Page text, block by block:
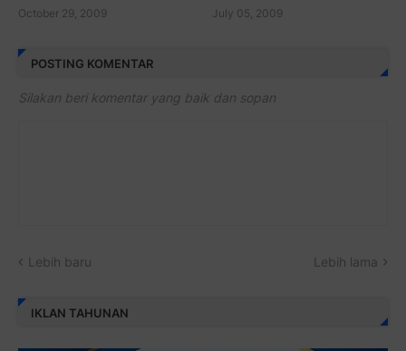
October 29, 2009 July 05, 2009
POSTING KOMENTAR
Silakan beri komentar yang baik dan sopan
Lebih baru Lebih lama
IKLAN TAHUNAN